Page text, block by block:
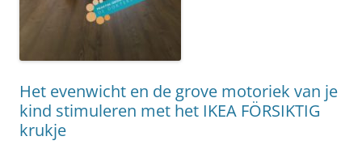
Het evenwicht en de grove motoriek van je
kind stimuleren met het IKEA FÖRSIKTIG
krukje